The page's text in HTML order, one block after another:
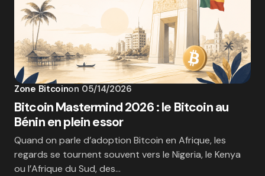
Zone Bitcoinon 05/14/2026
Bitcoin Mastermind 2026 : le Bitcoin au
Bénin en plein essor
Quand on parle d’adoption Bitcoin en Afrique, les
regards se tournent souvent vers le Nigeria, le Kenya
ou l’Afrique du Sud, des…